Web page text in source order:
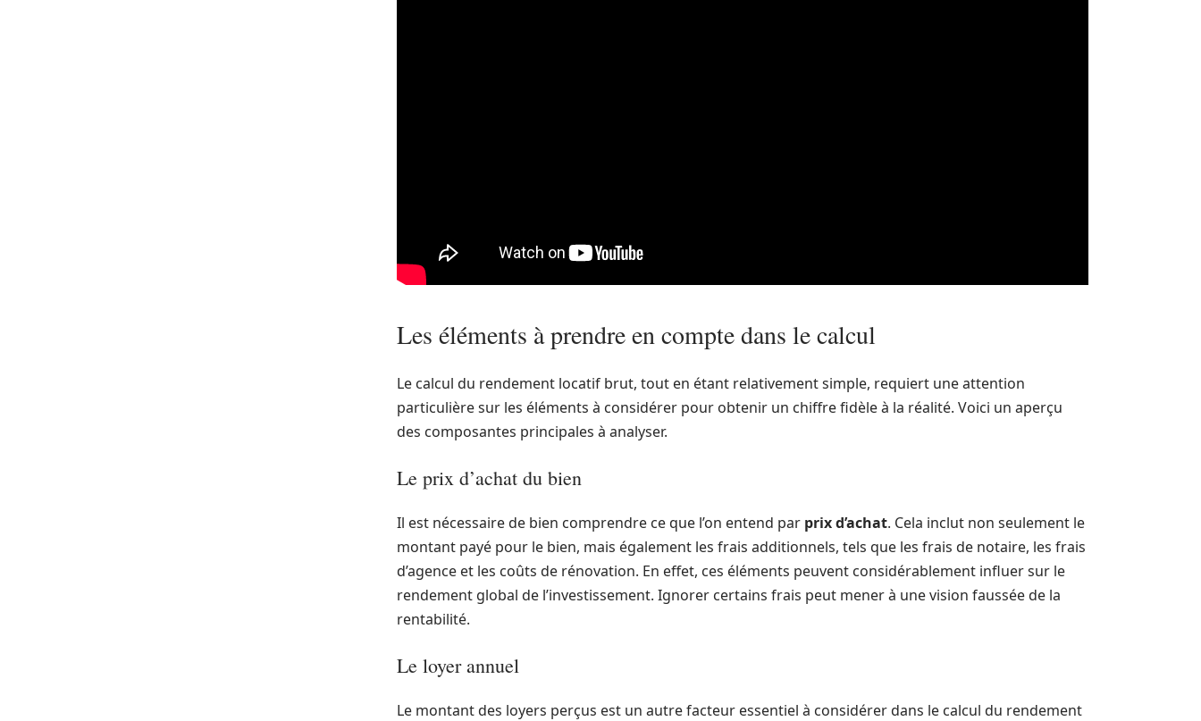
Les éléments à prendre en compte dans le calcul
Le calcul du rendement locatif brut, tout en étant relativement simple, requiert une attention
particulière sur les éléments à considérer pour obtenir un chiffre fidèle à la réalité. Voici un aperçu
des composantes principales à analyser.
Le prix d’achat du bien
Il est nécessaire de bien comprendre ce que l’on entend par prix d’achat. Cela inclut non seulement le
montant payé pour le bien, mais également les frais additionnels, tels que les frais de notaire, les frais
d’agence et les coûts de rénovation. En effet, ces éléments peuvent considérablement influer sur le
rendement global de l’investissement. Ignorer certains frais peut mener à une vision faussée de la
rentabilité.
Le loyer annuel
Le montant des loyers perçus est un autre facteur essentiel à considérer dans le calcul du rendement